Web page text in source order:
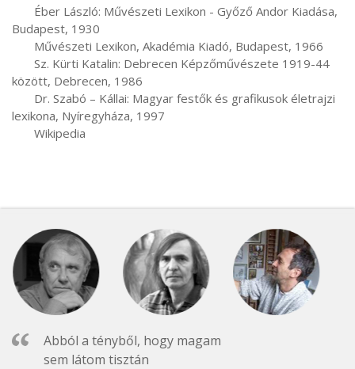
Budapest, 1930
között, Debrecen, 1986
lexikona, Nyíregyháza, 1997
Abból a tényből, hogy magam
sem látom tisztán